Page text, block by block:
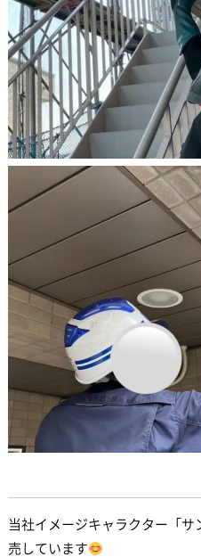
当社イメージキャラクター「
売しています